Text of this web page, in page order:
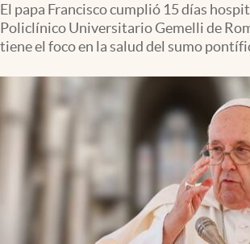
Clima
El papa Francisco cumplió 15 días
Policlínico Universitario Gemelli de
tiene el foco en la salud del sumo